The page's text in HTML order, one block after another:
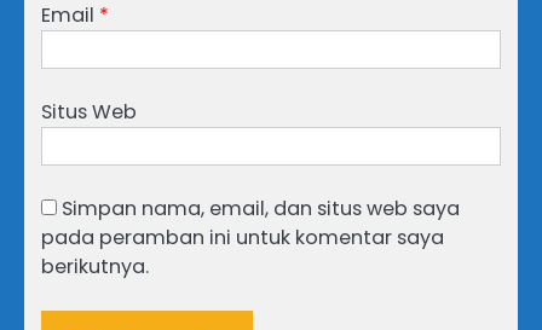
Email *
Situs Web
Simpan nama, email, dan situs web saya
pada peramban ini untuk komentar saya
berikutnya.